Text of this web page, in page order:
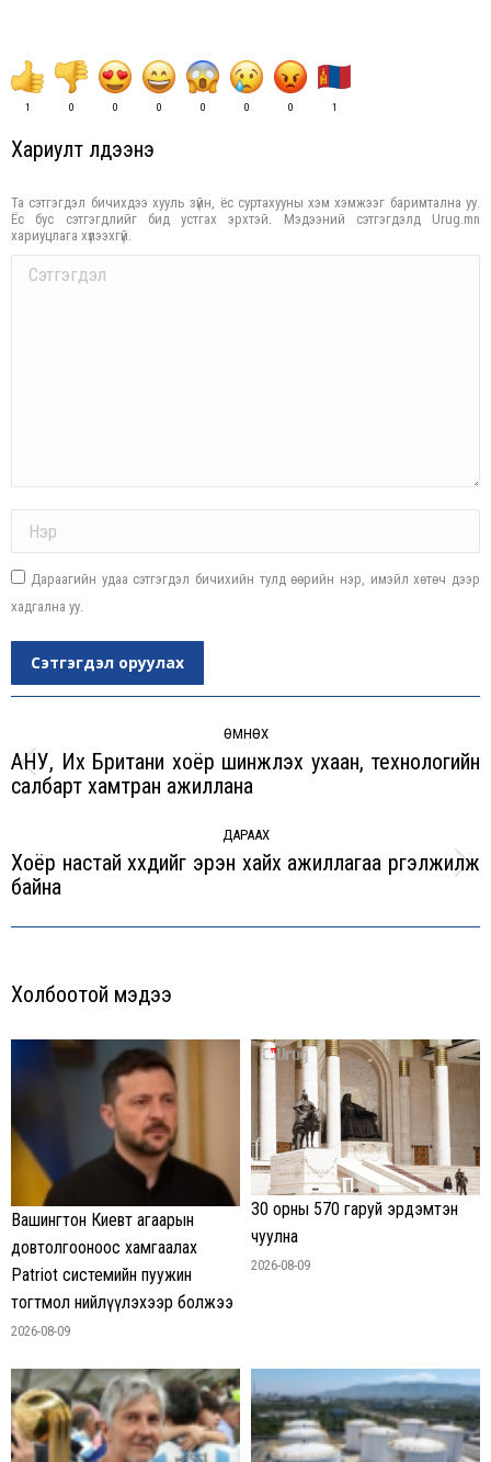
1 0 0 0 0 0 0 1
Хариулт үлдээнэ үү
Та сэтгэгдэл бичихдээ хууль зүйн, ёс суртахууны хэм хэмжээг баримтална уу.
Ёс бус сэтгэгдлийг бид устгах эрхтэй. Мэдээний сэтгэгдэлд Urug.mn
хариуцлага хүлээхгүй.
Comment
Дараагийн удаа сэтгэгдэл бичихийн тулд өөрийн нэр, имэйл хөтөч дээр
хадгална уу.
Сэтгэгдэл оруулах
ӨМНӨХ
Previous
АНУ, Их Британи хоёр шинжлэх ухаан, технологийн
салбарт хамтран ажиллана
ДАРААХ
Next
Хоёр настай хүүхдийг эрэн хайх ажиллагаа үргэлжилж
байна
Холбоотой мэдээ
Вашингтон Киевт агаарын
довтолгооноос хамгаалах
Patriot системийн пуужин
тогтмол нийлүүлэхээр болжээ
2026-08-09
30 орны 570 гаруй эрдэмтэн
чуулна
2026-08-09